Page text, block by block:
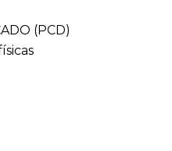
(PCD)